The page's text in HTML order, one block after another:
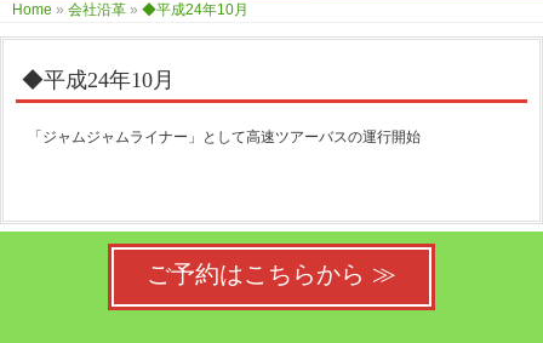
Home » 会社沿革 » ◆平成24年10月
◆平成24年10月
「ジャムジャムライナー」として高速ツアーバスの運行開始
ご予約はこちらから ≫